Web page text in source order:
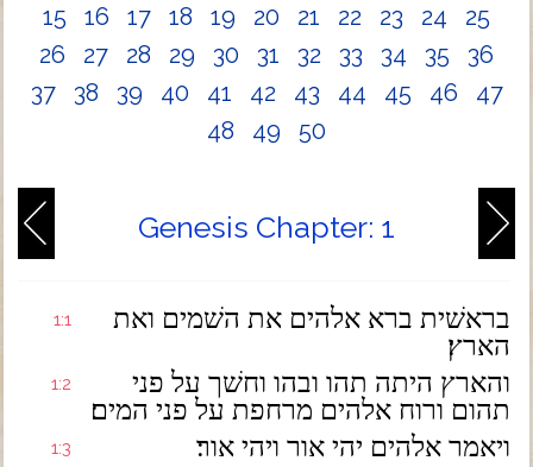
15
16 17 18 19 20 21 22 23 24
25
26
27 28 29 30 31 32 33 34 35
36
37
38 39 40 41 42 43 44 45 46
47
48
49 50
Genesis Chapter: 1
1:1
בראשׁית ברא אלהים את השׁמים ואת
הארץ׃
1:2
והארץ היתה תהו ובהו וחשׁך על פני
תהום ורוח אלהים מרחפת על פני המים׃
1:3 ויאמר אלהים יהי אור ויהי אור׃